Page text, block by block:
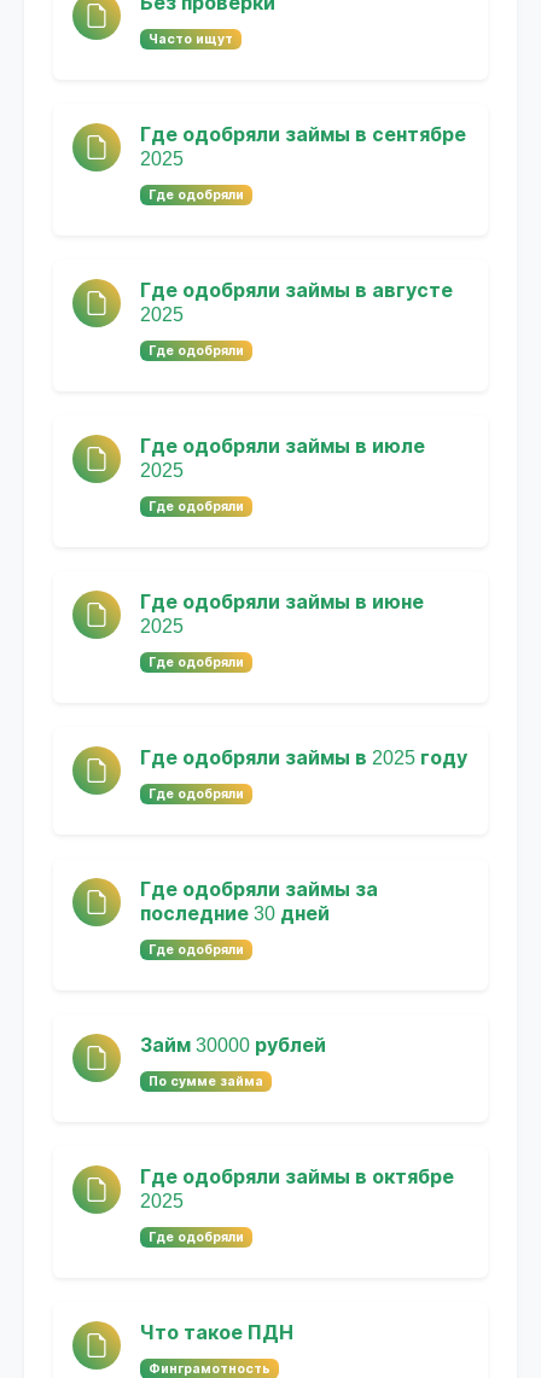
Часто ищут
Где одобряли займы в сентябре
2025
Где одобряли
Где одобряли займы в августе
2025
Где одобряли
Где одобряли займы в июле
2025
Где одобряли
Где одобряли займы в июне
2025
Где одобряли
Где одобряли займы в 2025 году
Где одобряли
Где одобряли займы за
последние 30 дней
Где одобряли
Займ 30000 рублей
По сумме займа
Где одобряли займы в октябре
2025
Где одобряли
Что такое ПДН
Финграмотность